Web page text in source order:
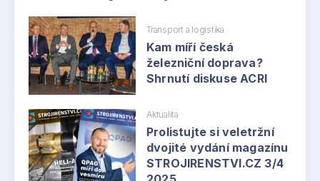
Transport a logistika
Kam míří česká
železniční doprava?
Shrnutí diskuse ACRI
Aktualita
Prolistujte si veletržní
dvojité vydání magazínu
STROJIRENSTVI.CZ 3/4